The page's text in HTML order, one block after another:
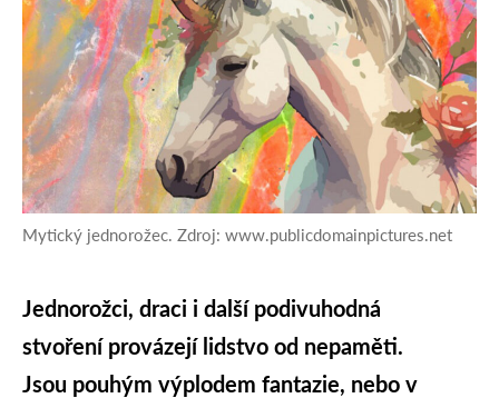
Mytický jednorožec. Zdroj: www.publicdomainpictures.net
Jednorožci, draci i další podivuhodná
stvoření provázejí lidstvo od nepaměti.
Jsou pouhým výplodem fantazie, nebo v